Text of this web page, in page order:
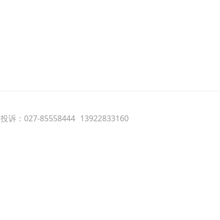
诉：027-85558444 13922833160